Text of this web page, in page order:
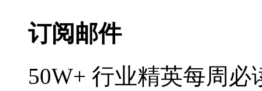
订阅邮件
50W+ 行业精英每周